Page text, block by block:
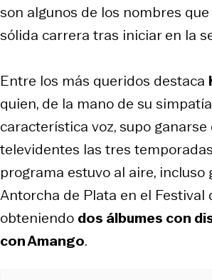
son algunos de los nombres
sólida carrera tras iniciar en la
Entre los más queridos destaca
quien, de la mano de su
característica voz, supo
televidentes las tres
programa estuvo al aire, incluso
Antorcha de Plata en el Festival
obteniendo dos álbumes con
con Amango.